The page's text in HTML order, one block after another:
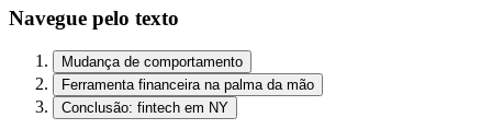
Navegue pelo texto
Mudança de comportamento
Ferramenta financeira na palma da mão
Conclusão: fintech em NY